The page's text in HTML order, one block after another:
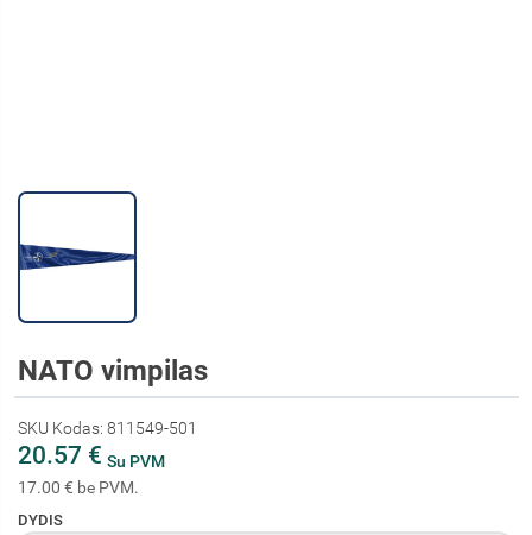
NATO vimpilas
SKU Kodas: 811549-501
20.57 € Su PVM
17.00 € be PVM.
DYDIS